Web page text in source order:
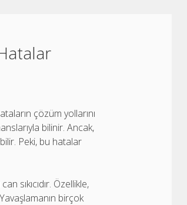
çözüm yollarını
bilinir. Ancak,
Peki, bu hatalar
sıkıcıdır. Özellikle,
birçok